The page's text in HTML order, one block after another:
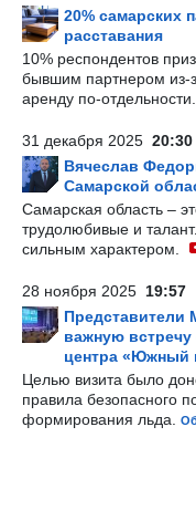
20% самарских
расставания
10% респондентов
бывшим партнером из-
аренду по-отдельности.
31 декабря 2025 20:30
Вячеслав
Самарской
Самарская область –
трудолюбивые и
сильным характером.
28 ноября 2025 19:57
Представители
важную встречу
центра «Южный
Целью визита было
правила безопасного
формирования льда.